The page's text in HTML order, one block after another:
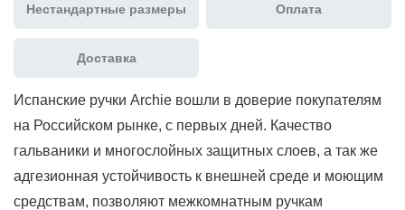
Нестандартные размеры Оплата
Доставка
Испанские ручки Archie вошли в доверие покупателям
на Российском рынке, с первых дней. Качество
гальваники и многослойных защитных слоев, а так же
адгезионная устойчивость к внешней среде и моющим
средствам, позволяют межкомнатным ручкам